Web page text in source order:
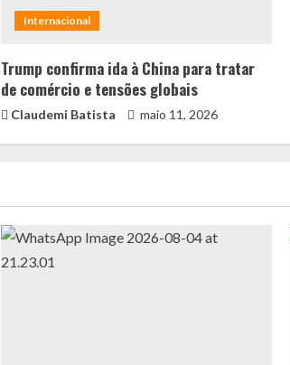
Internacional
Trump confirma ida à China para tratar
de comércio e tensões globais
Claudemi Batista maio 11, 2026